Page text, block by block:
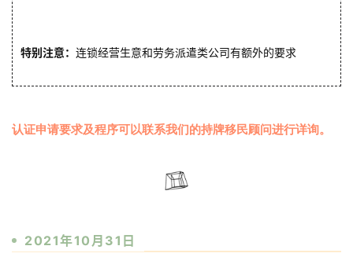
证
兰
问
签
特别注意： 连锁经营生意和劳务派遣类公司有额外的要求
认证申请要求及程序可以联系我们的持牌移民顾问进行详询。
2021年10月31日